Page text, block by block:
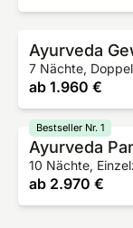
Ayurveda
7 Nächte,
ab 1.960 €
Ayurveda
10 Nächte,
ab 2.970 €
Bestseller Nr. 1